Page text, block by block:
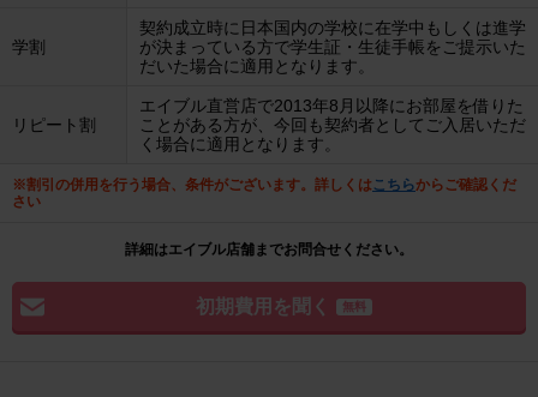
学割
契約成立時に日本国内の学校に在学中もしくは進学
が決まっている方で学生証・生徒手帳をご提示いた
だいた場合に適用となります。
リピート割
エイブル直営店で2013年8月以降にお部屋を借りた
ことがある方が、今回も契約者としてご入居いただ
く場合に適用となります。
※割引の併用を行う場合、条件がございます。詳しくはこちらからご確認くだ
さい
詳細はエイブル店舗までお問合せください。
初期費用を聞く 無料